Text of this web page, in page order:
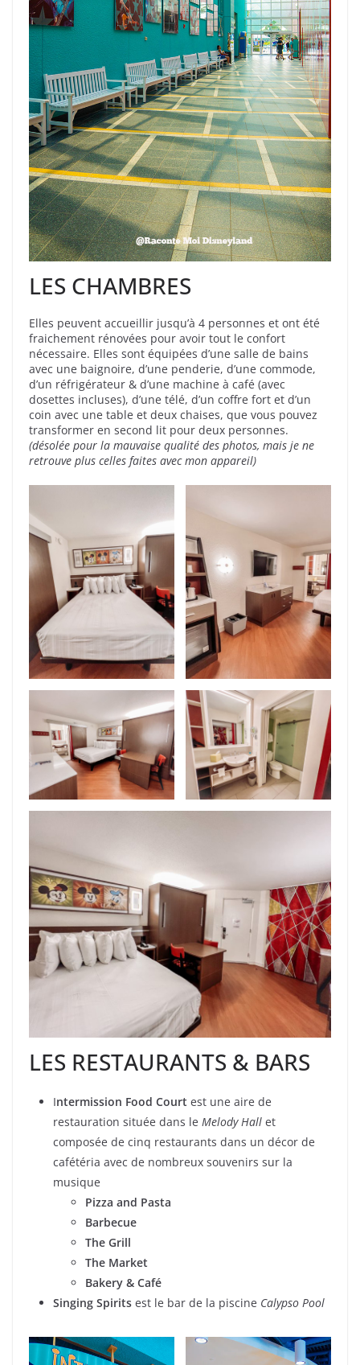
LES CHAMBRES
Elles peuvent accueillir jusqu’à 4 personnes et ont été
fraichement rénovées pour avoir tout le confort
nécessaire. Elles sont équipées d’une salle de bains
avec une baignoire, d’une penderie, d’une commode,
d’un réfrigérateur & d’une machine à café (avec
dosettes incluses), d’une télé, d’un coffre fort et d’un
coin avec une table et deux chaises, que vous pouvez
transformer en second lit pour deux personnes.
(désolée pour la mauvaise qualité des photos, mais je ne
retrouve plus celles faites avec mon appareil)
LES RESTAURANTS & BARS
Intermission Food Court est une aire de
restauration située dans le Melody Hall et
composée de cinq restaurants dans un décor de
cafétéria avec de nombreux souvenirs sur la
musique
Pizza and Pasta
Barbecue
The Grill
The Market
Bakery & Café
Singing Spirits est le bar de la piscine Calypso Pool